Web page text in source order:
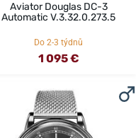
Aviator Douglas DC-3
Automatic V.3.32.0.273.5
Do 2-3 týdnů
1 095 €